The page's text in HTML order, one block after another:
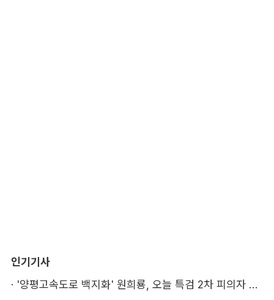
인기기사
·
'양평고속도로 백지화' 원희룡, 오늘 특검 2차 피의자 조사